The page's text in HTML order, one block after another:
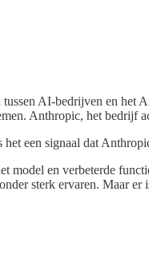
AI-bedrijven en
Anthropic, het bedrijf
een signaal dat
en verbeterde
sterk ervaren. Maar er